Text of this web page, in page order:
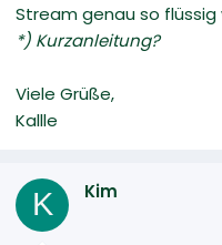
Stream genau so
*) Kurzanleitung?
Viele Grüße,
Kallle
K Kim